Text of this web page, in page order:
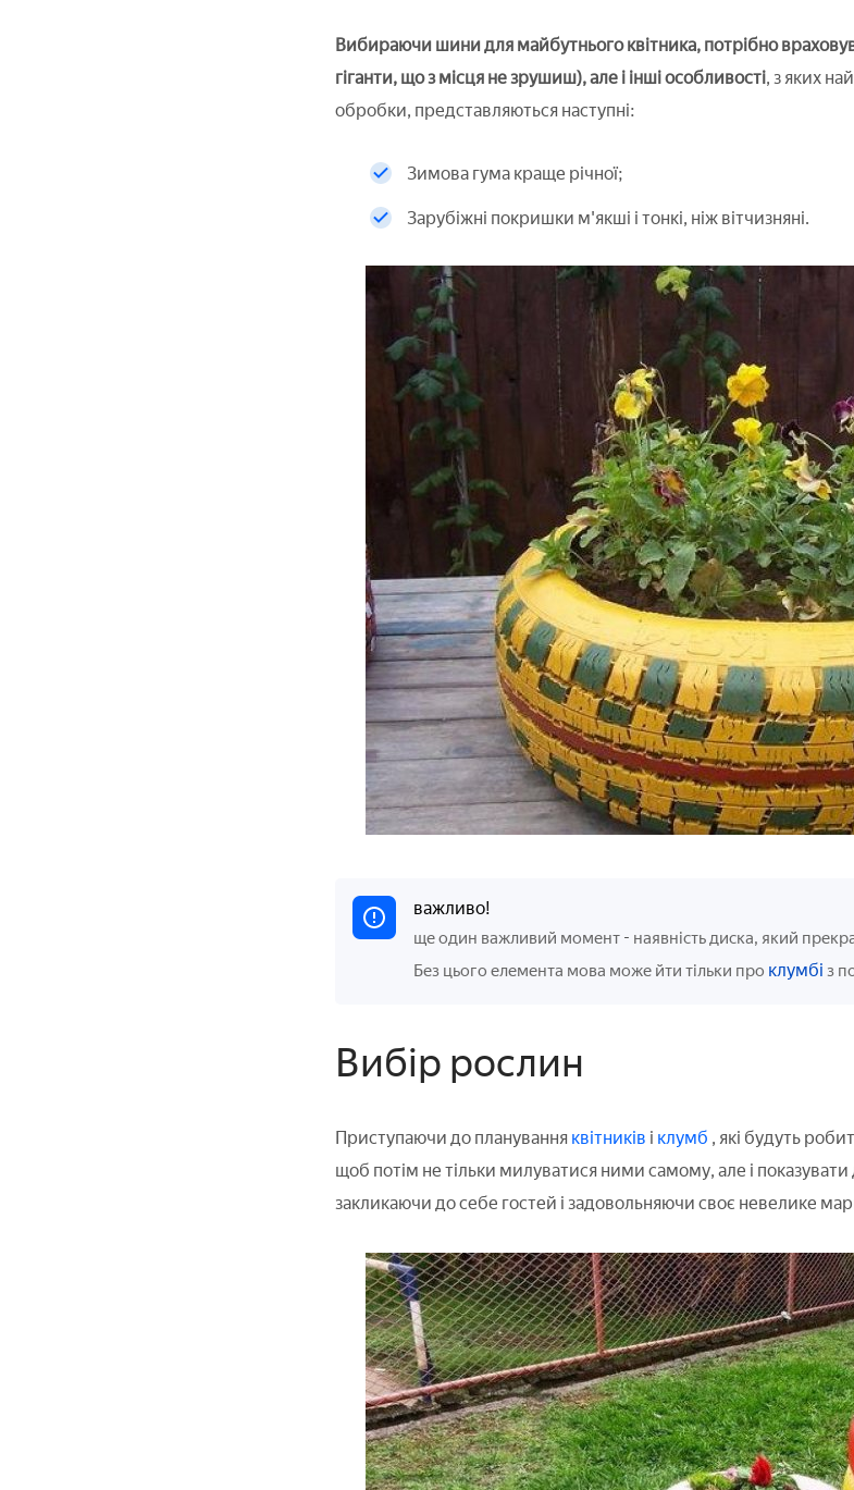
Вибираючи шини для майбутнього квітника, потрібно
гіганти, що з місця не зрушиш), але і інші особливості, з яких
обробки, представляються наступні:
Зимова гума краще річної;
Зарубіжні покришки м'якші і тонкі, ніж вітчизняні.
важливо!
ще один важливий момент - наявність диска, який
Без цього елемента мова може йти тільки про клумбіз
Вибір рослин
Приступаючи до плануванняквітників і клумб , які будуть
щоб потім не тільки милуватися ними самому, але і
закликаючи до себе гостей і задовольняючи своє невелике